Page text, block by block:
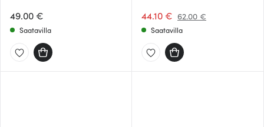
49.00 €
Saatavilla
cl
44.10 € 62.00 €
Saatavilla